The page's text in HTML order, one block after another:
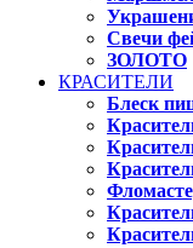
Свечи
ЗОЛОТО
КРАСИТЕЛИ
Блеск